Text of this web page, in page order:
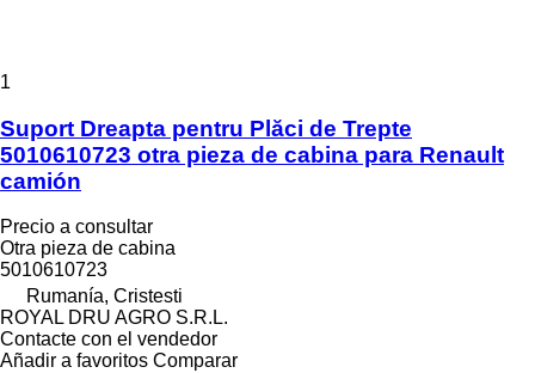
1
Suport Dreapta pentru Plăci de Trepte
5010610723 otra pieza de cabina para Renault
camión
Precio a consultar
Otra pieza de cabina
5010610723
Rumanía, Cristesti
ROYAL DRU AGRO S.R.L.
Contacte con el vendedor
Añadir a favoritos Comparar